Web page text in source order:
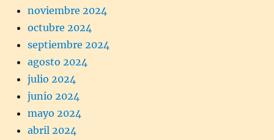
noviembre 2024
octubre 2024
septiembre 2024
agosto 2024
julio 2024
junio 2024
mayo 2024
abril 2024